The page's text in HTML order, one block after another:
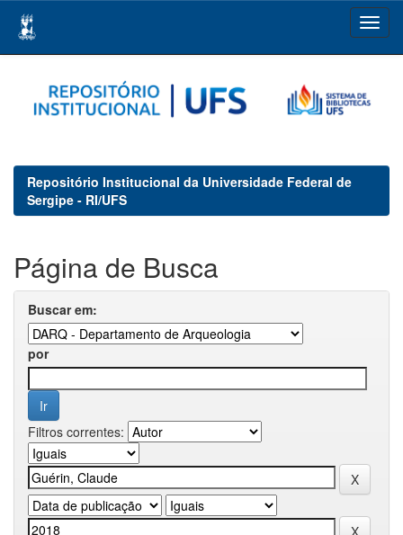
navigation
Repositório Institucional da Universidade Federal de
Sergipe - RI/UFS
Página de Busca
Buscar em:
por
Filtros correntes: